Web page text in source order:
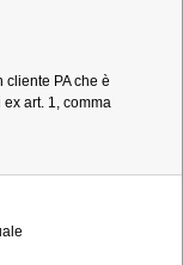
PA che è
art. 1, comma